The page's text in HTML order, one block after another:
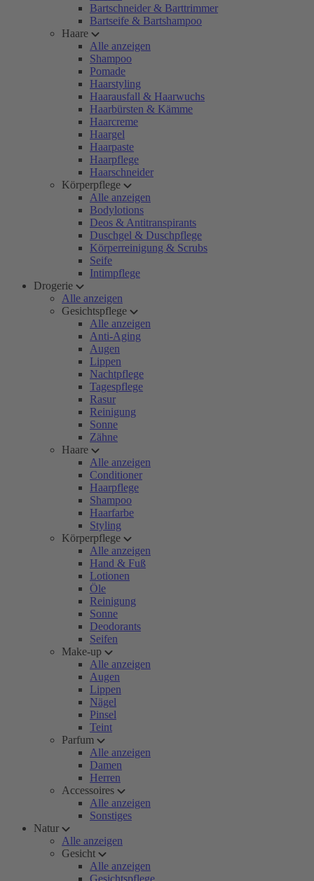
Bartschneider & Barttrimmer
Bartseife & Bartshampoo
Haare
Alle anzeigen
Shampoo
Pomade
Haarstyling
Haarausfall & Haarwuchs
Haarbürsten & Kämme
Haarcreme
Haargel
Haarpaste
Haarpflege
Haarschneider
Körperpflege
Alle anzeigen
Bodylotions
Deos & Antitranspirants
Duschgel & Duschpflege
Körperreinigung & Scrubs
Seife
Intimpflege
Drogerie
Alle anzeigen
Gesichtspflege
Alle anzeigen
Anti-Aging
Augen
Lippen
Nachtpflege
Tagespflege
Rasur
Reinigung
Sonne
Zähne
Haare
Alle anzeigen
Conditioner
Haarpflege
Shampoo
Haarfarbe
Styling
Körperpflege
Alle anzeigen
Hand & Fuß
Lotionen
Öle
Reinigung
Sonne
Deodorants
Seifen
Make-up
Alle anzeigen
Augen
Lippen
Nägel
Pinsel
Teint
Parfum
Alle anzeigen
Damen
Herren
Accessoires
Alle anzeigen
Sonstiges
Natur
Alle anzeigen
Gesicht
Alle anzeigen
Gesichtspflege